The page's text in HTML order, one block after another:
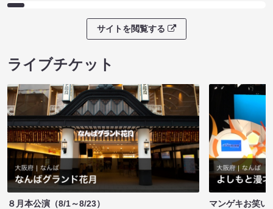
サイトを閲覧する
ライブチケット
８月本公演（8/1～8/23）
マンゲキお笑い